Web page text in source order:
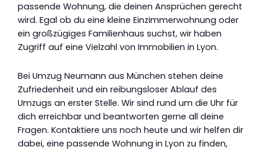
passende Wohnung, die deinen Ansprüchen gerecht
wird. Egal ob du eine kleine Einzimmerwohnung oder
ein großzügiges Familienhaus suchst, wir haben
Zugriff auf eine Vielzahl von Immobilien in Lyon.
Bei Umzug Neumann aus München stehen deine
Zufriedenheit und ein reibungsloser Ablauf des
Umzugs an erster Stelle. Wir sind rund um die Uhr für
dich erreichbar und beantworten gerne all deine
Fragen. Kontaktiere uns noch heute und wir helfen dir
dabei, eine passende Wohnung in Lyon zu finden,